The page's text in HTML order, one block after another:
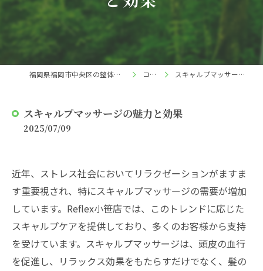
福岡県福岡市中央区の整体ならReflex 小笹店 コラム スキャルプマッサージの魅力と効果
スキャルプマッサージの魅力と効果
2025/07/09
近年、ストレス社会においてリラクゼーションがますま
す重要視され、特にスキャルプマッサージの需要が増加
しています。Reflex小笹店では、このトレンドに応じた
スキャルプケアを提供しており、多くのお客様から支持
を受けています。スキャルプマッサージは、頭皮の血行
を促進し、リラックス効果をもたらすだけでなく、髪の